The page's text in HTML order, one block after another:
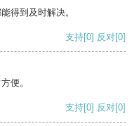
得到及时解决。
支持[0] 反对[0]
便。
支持[0] 反对[0]